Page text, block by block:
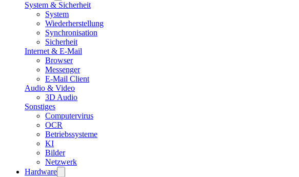
System & Sicherheit
System
Wiederherstellung
Synchronisation
Sicherheit
Internet & E-Mail
Browser
Messenger
E-Mail Client
Audio & Video
3D Audio
Sonstiges
Computervirus
OCR
Betriebssysteme
KI
Bilder
Netzwerk
Hardware